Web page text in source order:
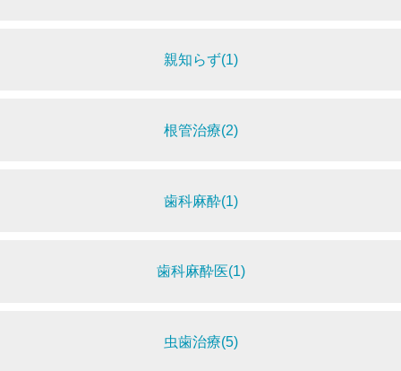
親知らず(1)
根管治療(2)
歯科麻酔(1)
歯科麻酔医(1)
虫歯治療(5)